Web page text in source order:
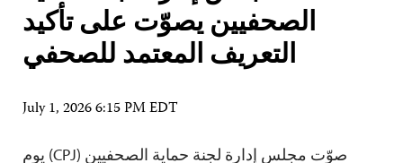
الصحفيين يصوّت على تأكيد
التعريف المعتمد للصحفي
July 1, 2026 6:15 PM EDT
صوّت مجلس إدارة لجنة حماية الصحفيين (CPJ) يوم